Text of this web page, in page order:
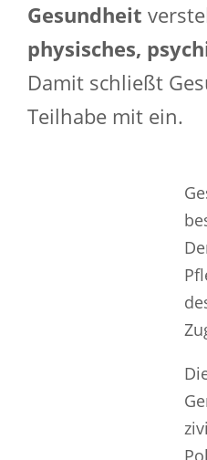
Gesundheit
physisches,
Damit schließt
Teilhabe mit ein.